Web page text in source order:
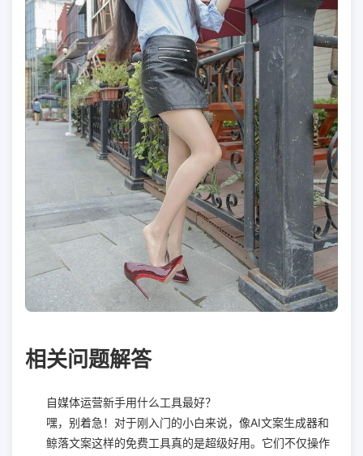
相关问题解答
自媒体运营新手用什么工具最好？
嘿，别着急！对于刚入门的小白来说，像AI文案生成器和
鲸落文案这样的免费工具真的是超级好用。它们不仅操作